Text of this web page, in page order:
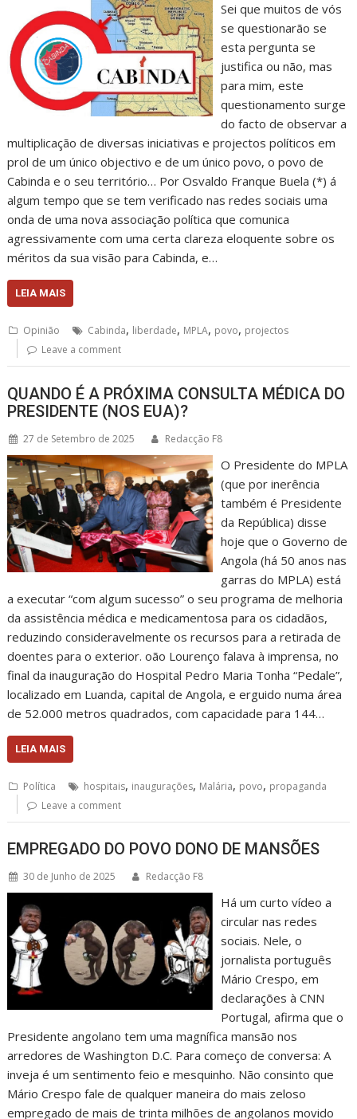
Sei que muitos de vós
se questionarão se
esta pergunta se
justifica ou não, mas
para mim, este
questionamento surge
do facto de observar a
multiplicação de diversas iniciativas e projectos políticos em
prol de um único objectivo e de um único povo, o povo de
Cabinda e o seu território… Por Osvaldo Franque Buela (*) á
algum tempo que se tem verificado nas redes sociais uma
onda de uma nova associação política que comunica
agressivamente com uma certa clareza eloquente sobre os
méritos da sua visão para Cabinda, e…
LEIA MAIS
Opinião Cabinda, liberdade, MPLA, povo, projectos
Leave a comment
QUANDO É A PRÓXIMA CONSULTA MÉDICA DO
PRESIDENTE (NOS EUA)?
27 de Setembro de 2025 Redacção F8
O Presidente do MPLA
(que por inerência
também é Presidente
da República) disse
hoje que o Governo de
Angola (há 50 anos nas
garras do MPLA) está
a executar “com algum sucesso” o seu programa de melhoria
da assistência médica e medicamentosa para os cidadãos,
reduzindo consideravelmente os recursos para a retirada de
doentes para o exterior. oão Lourenço falava à imprensa, no
final da inauguração do Hospital Pedro Maria Tonha “Pedale”,
localizado em Luanda, capital de Angola, e erguido numa área
de 52.000 metros quadrados, com capacidade para 144…
LEIA MAIS
Política hospitais, inaugurações, Malária, povo, propaganda
Leave a comment
EMPREGADO DO POVO DONO DE MANSÕES
30 de Junho de 2025 Redacção F8
Há um curto vídeo a
circular nas redes
sociais. Nele, o
jornalista português
Mário Crespo, em
declarações à CNN
Portugal, afirma que o
Presidente angolano tem uma magnífica mansão nos
arredores de Washington D.C. Para começo de conversa: A
inveja é um sentimento feio e mesquinho. Não consinto que
Mário Crespo fale de qualquer maneira do mais zeloso
empregado de mais de trinta milhões de angolanos movido